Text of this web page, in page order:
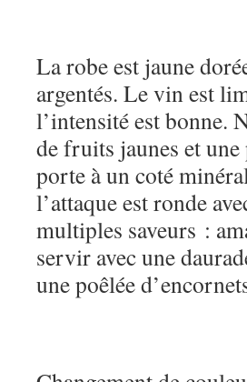
La robe est jaune
argentés. Le vin est
l’intensité est bonne.
de fruits jaunes et
porte à un coté
l’attaque est ronde
multiples saveurs :
servir avec une
une poêlée